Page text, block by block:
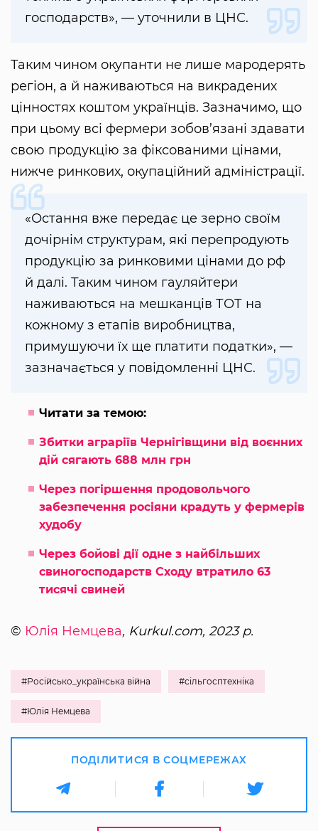
господарств», — уточнили в ЦНС.
Таким чином окупанти не лише мародерять
регіон, а й наживаються на викрадених
цінностях коштом українців. Зазначимо, що
при цьому всі фермери зобов’язані здавати
свою продукцію за фіксованими цінами,
нижче ринкових, окупаційний адміністрації.
«Остання вже передає це зерно своїм
дочірнім структурам, які перепродують
продукцію за ринковими цінами до рф
й далі. Таким чином гауляйтери
наживаються на мешканців ТОТ на
кожному з етапів виробництва,
примушуючи їх ще платити податки», —
зазначається у повідомленні ЦНС.
Читати за темою:
Збитки аграріїв Чернігівщини від воєнних
дій сягають 688 млн грн
Через погіршення продовольчого
забезпечення росіяни крадуть у фермерів
худобу
Через бойові дії одне з найбільших
свиногосподарств Сходу втратило 63
тисячі свиней
© Юлія Немцева, Kurkul.com, 2023 р.
#Російсько_українська війна #сільгосптехніка
#Юлія Немцева
ПОДІЛИТИСЯ В СОЦМЕРЕЖАХ